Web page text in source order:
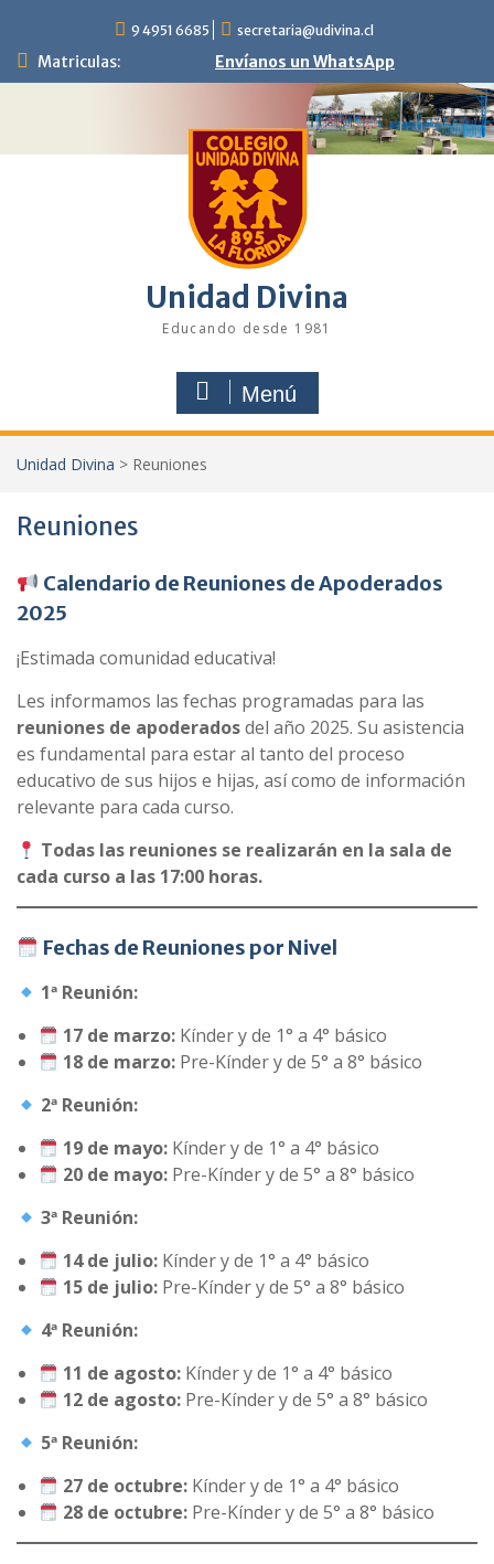
contenido
9 4951 6685 secretaria@udivina.cl
Matriculas: Envíanos un WhatsApp
Unidad Divina
Educando desde 1981
Menú
Unidad Divina > Reuniones
Reuniones
Calendario de Reuniones de Apoderados
2025
¡Estimada comunidad educativa!
Les informamos las fechas programadas para las
reuniones de apoderadosdel año 2025. Su asistencia
es fundamental para estar al tanto del proceso
educativo de sus hijos e hijas, así como de información
relevante para cada curso.
Todas las reuniones se realizarán en la sala de
cada curso a las 17:00 horas.
Fechas de Reuniones por Nivel
1ª Reunión:
17 de marzo: Kínder y de 1° a 4° básico
18 de marzo: Pre-Kínder y de 5° a 8° básico
2ª Reunión:
19 de mayo: Kínder y de 1° a 4° básico
20 de mayo: Pre-Kínder y de 5° a 8° básico
3ª Reunión:
14 de julio: Kínder y de 1° a 4° básico
15 de julio: Pre-Kínder y de 5° a 8° básico
4ª Reunión:
11 de agosto: Kínder y de 1° a 4° básico
12 de agosto: Pre-Kínder y de 5° a 8° básico
5ª Reunión:
27 de octubre: Kínder y de 1° a 4° básico
28 de octubre: Pre-Kínder y de 5° a 8° básico